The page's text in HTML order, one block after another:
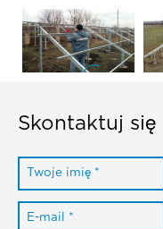
Skontaktuj się